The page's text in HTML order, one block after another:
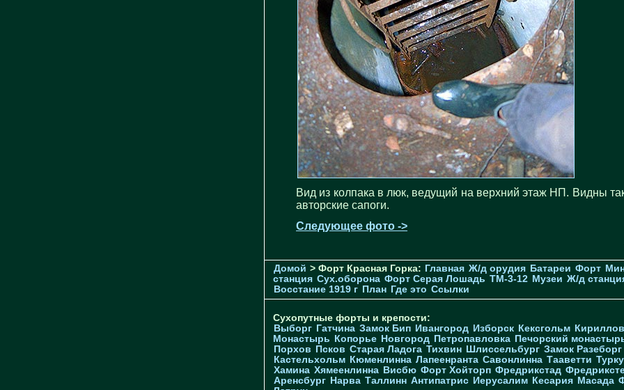
Вид из колпака в люк, ведущий на верхний этаж НП. Видны
авторские сапоги.
Следующее фото ->
Домой > Форт Красная Горка: Главная Ж/д орудия Батареи Форт
станция Cух.оборона Форт Серая Лошадь TM-3-12 Музеи Ж/д
Восстание 1919 г План Где это Ссылки
Сухопутные форты и крепости:
Выборг Гатчина Замок Бип Ивангород Изборск Кексгольм
Монастырь
Копорье Новгород Петропавловка Печорcкий
Порхов
Псков Старая Ладога Тихвин Шлиссельбург Замок Разеборг
Кастельхольм Кюменлинна Лапеенранта Савонлинна Тааветти Турку
Хамина Хямеенлинна Висбю Форт Хойторп Фредрикстад
Аренсбург Нарва Таллинн Антипатрис Иерусалим Кесария Масада